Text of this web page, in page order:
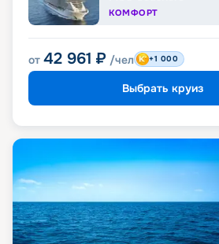
КОМФОРТ
от 42 961 ₽ /чел +1 000
Выбрать круиз